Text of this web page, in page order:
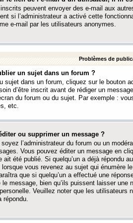
peuvent envoyer des e-mail aux
si l’administrateur a activé cette
e-mail par les utilisateurs anonymes.
Problèmes de
un sujet dans un forum ?
sujet dans un forum, cliquez sur le bouton
d’être inscrit avant de rédiger un
du forum ou du sujet. Par exemple :
etc.
ou supprimer un message ?
l’administrateur du forum ou un
Vous pouvez éditer un message en
ait été publié. Si quelqu’un a déjà répondu
vous revenez au sujet qui énumère
que si quelqu’un a effectué une
message, bien qu’ils puissent laisser
Veuillez noter que les utilisateurs
répondu.